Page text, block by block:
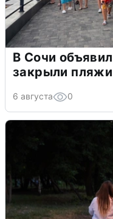
В Сочи
закрыли пляжи
6 августа 0